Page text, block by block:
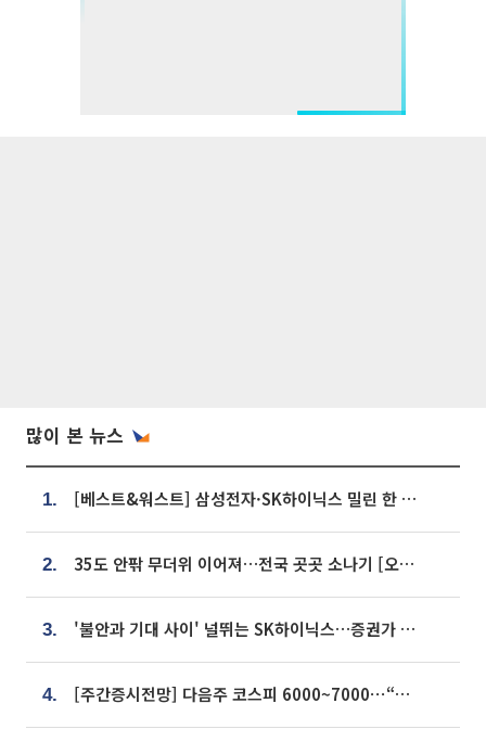
많이 본 뉴스
1. [베스트&워스트] 삼성전자·SK하이닉스 밀린 한 주…상상인증권은 85% 급등
2. 35도 안팎 무더위 이어져…전국 곳곳 소나기 [오늘 날씨]
3. '불안과 기대 사이' 널뛰는 SK하이닉스…증권가 "HBM4·LTA 기반 펀터멘털 견고"
4. [주간증시전망] 다음주 코스피 6000~7000⋯“外人 수급은 정책이 변수”